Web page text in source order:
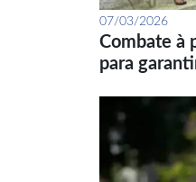
07/03/2026
Combate à
para